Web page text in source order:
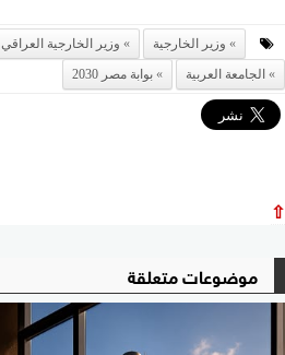
وزير الخارجية وزير الخارجية العراقي
الجامعة العربية
بوابة مصر 2030
⇧
موضوعات متعلقة